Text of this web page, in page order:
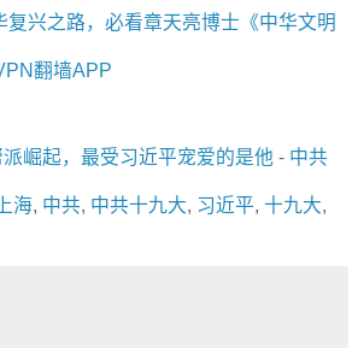
复兴之路，必看章天亮博士《中华文明
翻墙APP
崛起，最受习近平宠爱的是他 - 中共
上海, 中共, 中共十九大, 习近平, 十九大,